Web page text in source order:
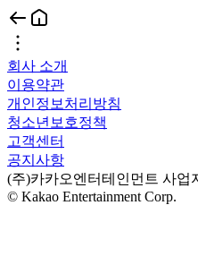
회사 소개
이용약관
개인정보처리방침
청소년보호정책
고객센터
공지사항
(주)카카오엔터테인먼트 사업
© Kakao Entertainment Corp.